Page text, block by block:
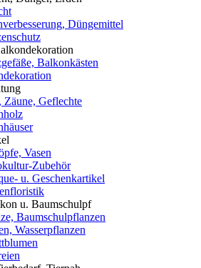
Düngemittel
Balkonkästen
Zäune, Geflechte
Vasen
Zubehör
u. Geschenkartikel
u. Baumschulpf
Baumschulpflanzen
Wasserpflanzen